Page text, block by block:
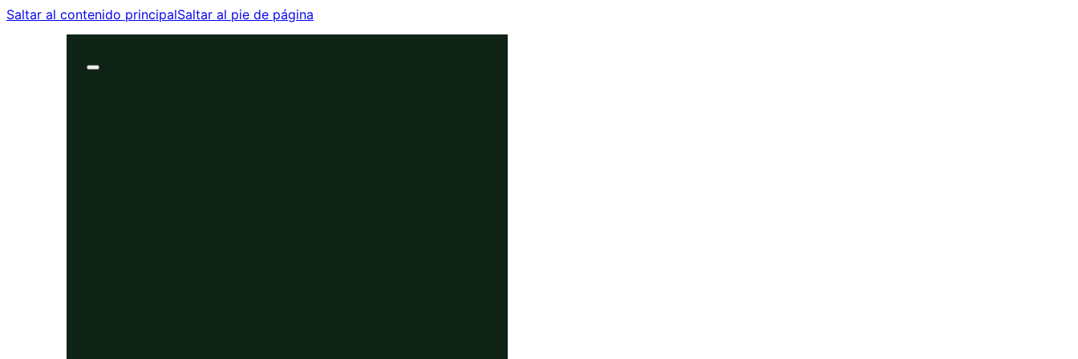
Saltar al contenido principalSaltar al pie de página